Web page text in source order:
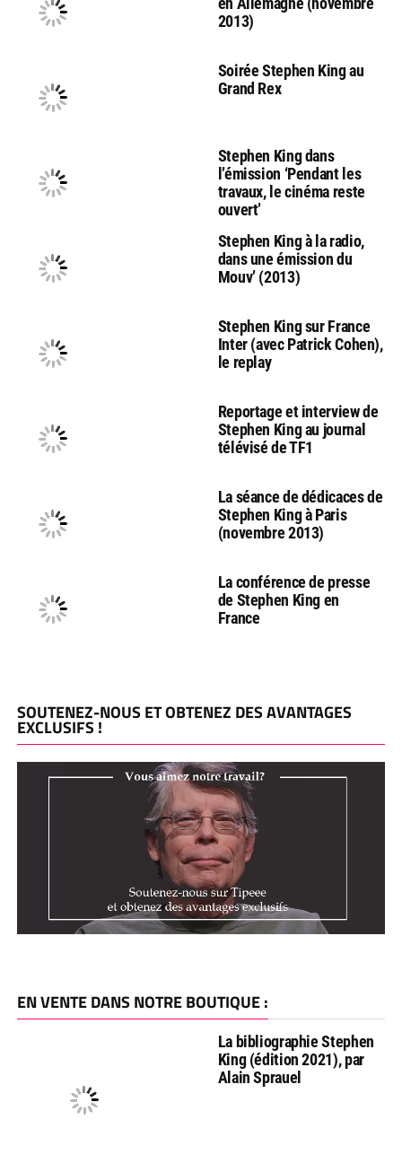
2013)
Soirée Stephen King au
Grand Rex
Stephen King dans
l’émission ‘Pendant les
travaux, le cinéma reste
ouvert’
Stephen King à la radio,
dans une émission du
Mouv’ (2013)
Stephen King sur France
Inter (avec Patrick Cohen),
le replay
Reportage et interview de
Stephen King au journal
télévisé de TF1
La séance de dédicaces de
Stephen King à Paris
(novembre 2013)
La conférence de presse
de Stephen King en
France
SOUTENEZ-NOUS ET OBTENEZ DES AVANTAGES
EXCLUSIFS !
EN VENTE DANS NOTRE BOUTIQUE :
La bibliographie Stephen
King (édition 2021), par
Alain Sprauel